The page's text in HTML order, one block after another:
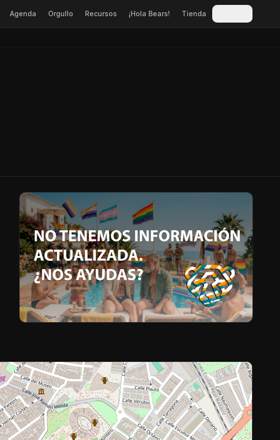
Agenda Orgullo Recursos ¡Hola Bears! Tienda